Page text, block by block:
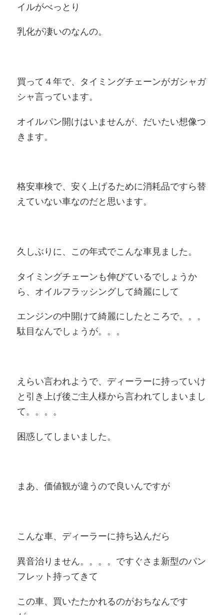
イルがべっとり
乳化が凄いのなんの。
買って４年で、タイミングチェーンがガシャガ
シャ言っています。
オイルパン開けはいませんが、だいたい想像つ
きます。
格安車検で、安く上げるために消耗品ですら替
えていない車なのだと思います。
久しぶりに、この年式でこんな車見ました。
タイミングチェーンも伸びているでしょうか
ら、オイルフラッシングして綺麗にして
エンジンの中開けて綺麗にしたところで。。。
駄目なんでしょうが。。。
えらい言われようで、ディーラーに持っていけ
と引き上げ後ご主人様から言われてしまいまし
て。。。。
困惑してしまいました。
まあ、価値観が違うので良いんですが
こんな車、ディーラーに持ち込んだら
異音治りません。。。。ですぐさま新型のパン
フレット持ってきて
この車、買いたたかれるのがおちなんです